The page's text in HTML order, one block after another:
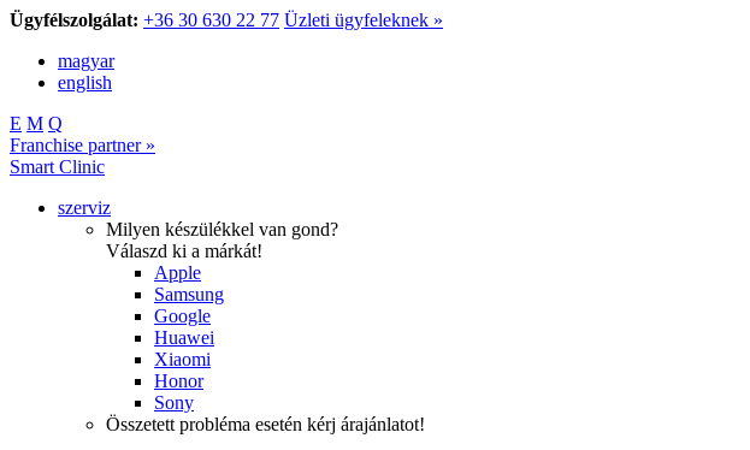
Ügyfélszolgálat: +36 30 630 22 77 Üzleti ügyfeleknek »
magyar
english
E M Q
Franchise partner »
Smart Clinic
szerviz
Milyen készülékkel van gond?
Válaszd ki a márkát!
Apple
Samsung
Google
Huawei
Xiaomi
Honor
Sony
Összetett probléma esetén kérj árajánlatot!